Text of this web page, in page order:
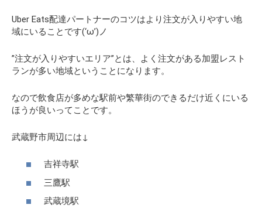
Uber Eats配達パートナーのコツはより注文が入りやすい地
域にいることです(‘ω’)ノ
”注文が入りやすいエリア”とは、よく 注文がある加盟レスト
ランが多い地域ということになります。
なので飲食店が多めな駅前や繁華街のできるだけ近くにいる
ほうが良いってことです。
武蔵野市周辺には↓
吉祥寺駅
三鷹駅
武蔵境駅